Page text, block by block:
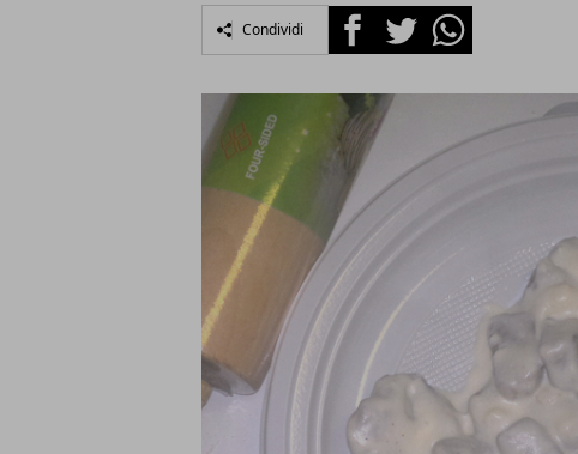
Condividi FacebookTwitterWhatsapp